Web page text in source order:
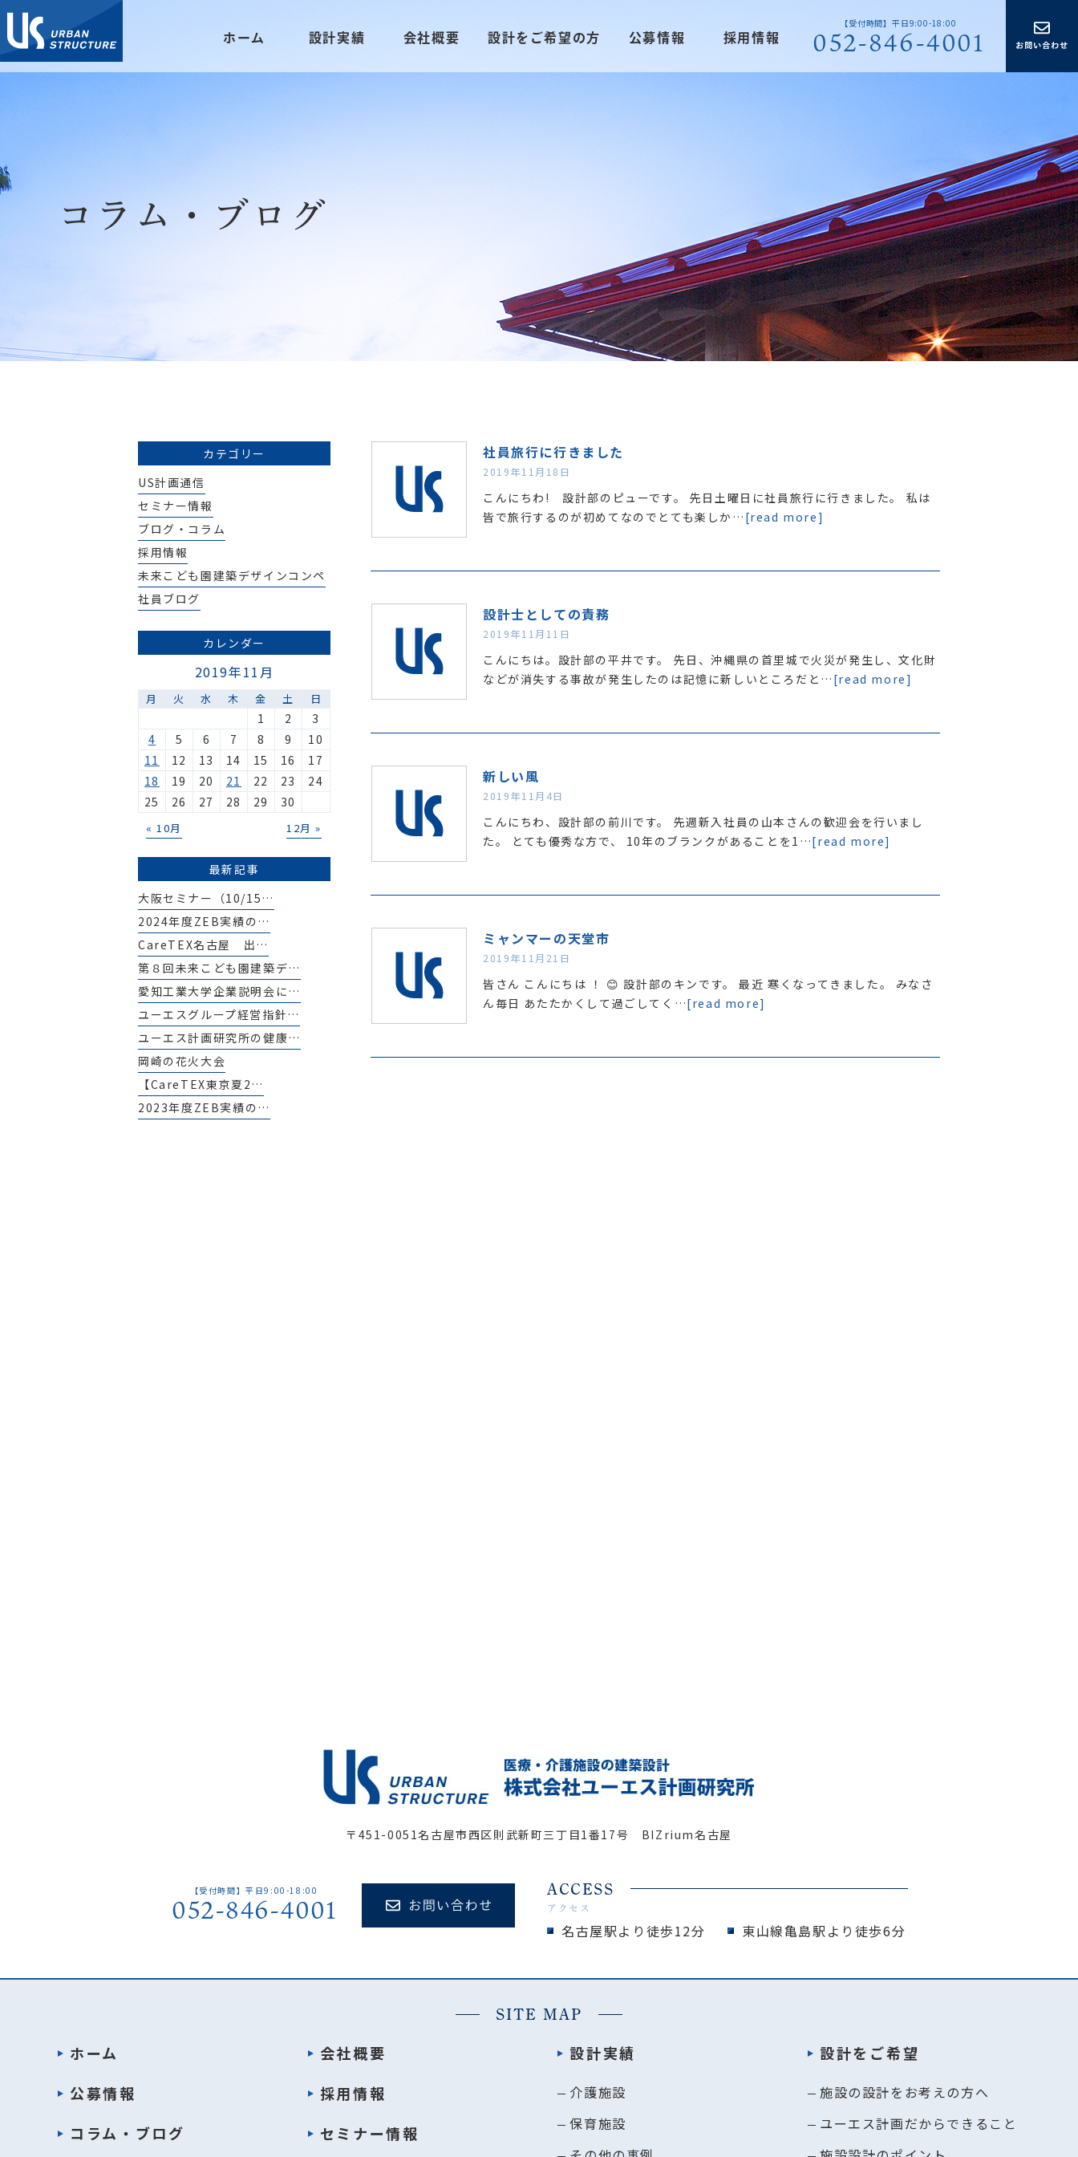
ホーム 設計実績 会社概要 設計をご希望の方 公募情報 採用情報
【受付時間】平日9:00-18:00
052-846-4001
コラム・ブログ
社員旅行に行きました
2019年11月18日
こんにちわ! 設計部のピューです。 先日土曜日に社員旅行に行きました。 私は
皆で旅行するのが初めてなのでとても楽しか… [read more]
設計士としての責務
2019年11月11日
こんにちは。設計部の平井です。 先日、沖縄県の首里城で火災が発生し、文化財
などが消失する事故が発生したのは記憶に新しいところだと… [read more]
新しい風
2019年11月4日
こんにちわ、設計部の前川です。 先週新入社員の山本さんの歓迎会を行いまし
た。 とても優秀な方で、 10年のブランクがあることを1…[read more]
ミャンマーの天堂市
2019年11月21日
皆さん こんにちは ！ 😊 設計部のキンです。 最近 寒くなってきました。 みなさ
ん毎日 あたたかくして過ごしてく…[read more]
カテゴリー
US計画通信
セミナー情報
ブログ・コラム
採用情報
未来こども園建築デザインコンペ
社員ブログ
カレンダー
2019年11月
月 火 水 木 金 土 日
« 10月 12月 »
1 2
3
4
5 6 7 8 9
10
11
12 13 14 15 16
17
18
19 20 21 22 23
24
25
26 27 28 29 30
最新記事
大阪セミナー（10/15…
2024年度ZEB実績の…
CareTEX名古屋 出…
第８回未来こども園建築デ…
愛知工業大学企業説明会に…
ユーエスグループ経営指針…
ユーエス計画研究所の健康…
岡崎の花火大会
【CareTEX東京夏2…
2023年度ZEB実績の…
〒451-0051名古屋市西区則武新町三丁目1番17号 BIZrium名古屋
【受付時間】平日9:00-18:00
052-846-4001
ACCESS
アクセス
名古屋駅より徒歩12分 東山線亀島駅より徒歩6分
SITE MAP
ホーム
公募情報
コラム・ブログ
会社概要
採用情報
セミナー情報
設計実績
介護施設
保育施設
設計をご希望
施設の設計をお考えの方へ
ユーエス計画だからできること